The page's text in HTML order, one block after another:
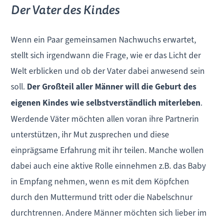
Der Vater des Kindes
Wenn ein Paar gemeinsamen Nachwuchs erwartet,
stellt sich irgendwann die Frage, wie er das Licht der
Welt erblicken und ob der Vater dabei anwesend sein
soll. Der Großteil aller Männer will die Geburt des
eigenen Kindes wie selbstverständlich miterleben.
Werdende Väter möchten allen voran ihre Partnerin
unterstützen, ihr Mut zusprechen und diese
einprägsame Erfahrung mit ihr teilen. Manche wollen
dabei auch eine aktive Rolle einnehmen z.B. das Baby
in Empfang nehmen, wenn es mit dem Köpfchen
durch den Muttermund tritt oder die Nabelschnur
durchtrennen. Andere Männer möchten sich lieber im